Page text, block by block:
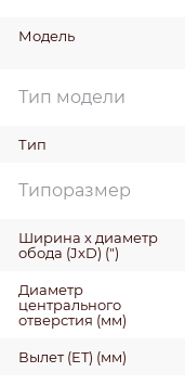
Модель
Тип модели
Тип
Типоразмер
Ширина х диаметр
обода (JxD) (")
Диаметр
центрального
отверстия (мм)
Вылет (ET) (мм)